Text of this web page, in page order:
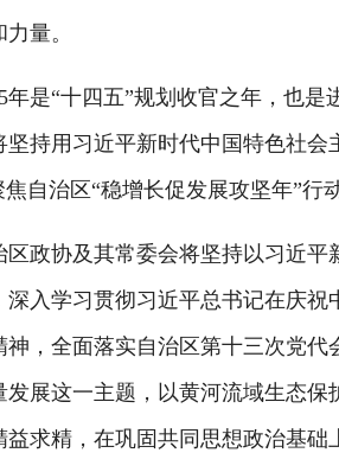
量。
“十四五”规划收官之年，也是
持用习近平新时代中国特色社会
自治区“稳增长促发展攻坚年”行
协及其常委会将坚持以习近平
入学习贯彻习近平总书记在庆
，全面落实自治区第十三次党
展这一主题，以黄河流域生态
求精，在巩固共同思想政治基